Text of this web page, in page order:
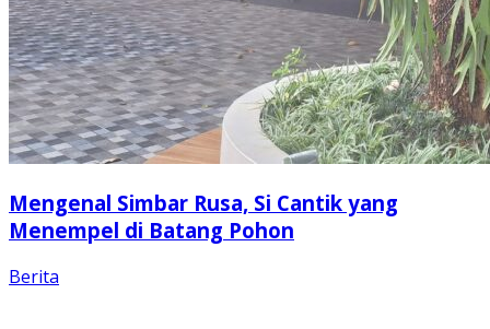
Mengenal Simbar Rusa, Si Cantik yang
Menempel di Batang Pohon
Berita